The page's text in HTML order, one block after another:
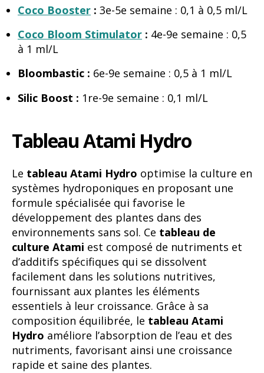
Coco Booster : 3e-5e semaine : 0,1 à 0,5 ml/L
Coco Bloom Stimulator : 4e-9e semaine : 0,5
à 1 ml/L
Bloombastic : 6e-9e semaine : 0,5 à 1 ml/L
Silic Boost : 1re-9e semaine : 0,1 ml/L
Tableau Atami Hydro
Le tableau Atami Hydro optimise la culture en
systèmes hydroponiques en proposant une
formule spécialisée qui favorise le
développement des plantes dans des
environnements sans sol. Ce tableau de
culture Atami est composé de nutriments et
d’additifs spécifiques qui se dissolvent
facilement dans les solutions nutritives,
fournissant aux plantes les éléments
essentiels à leur croissance. Grâce à sa
composition équilibrée, le tableau Atami
Hydro améliore l’absorption de l’eau et des
nutriments, favorisant ainsi une croissance
rapide et saine des plantes.